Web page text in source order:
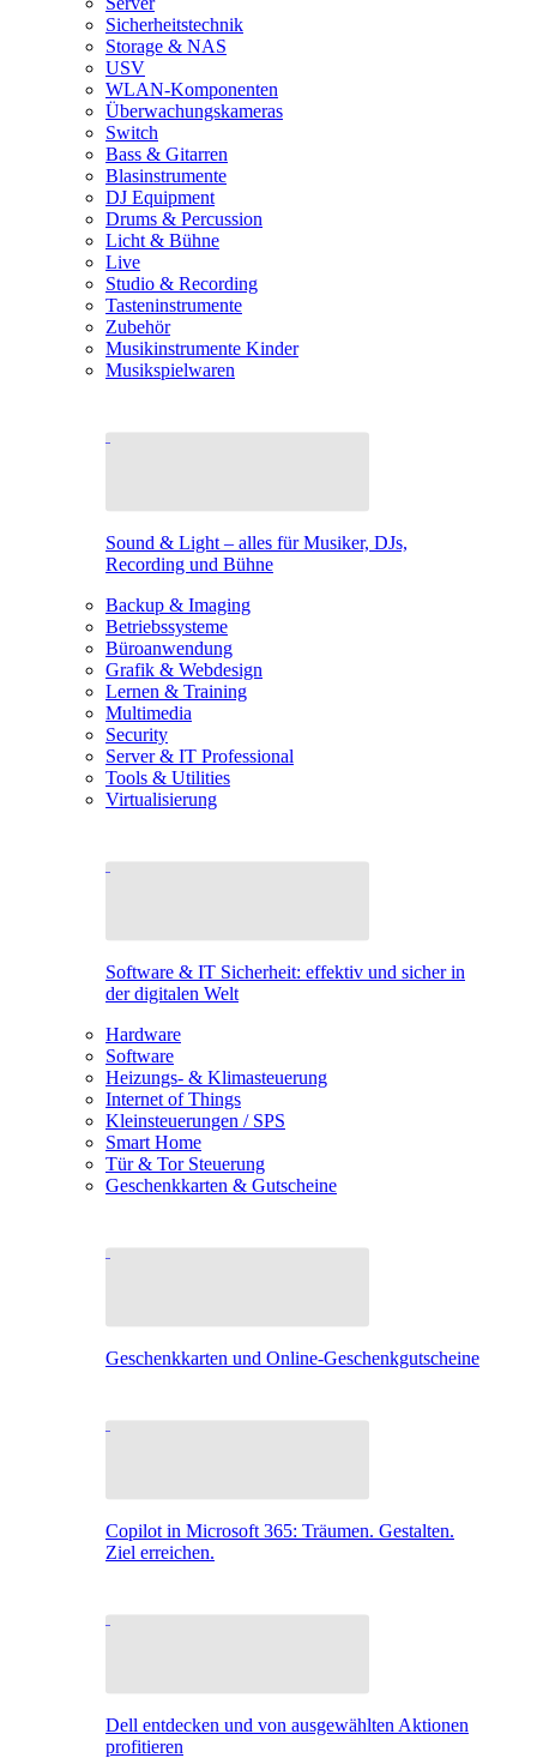
Sicherheitstechnik
Storage & NAS
USV
WLAN-Komponenten
Überwachungskameras
Switch
Bass & Gitarren
Blasinstrumente
DJ Equipment
Drums & Percussion
Licht & Bühne
Live
Studio & Recording
Tasteninstrumente
Zubehör
Musikinstrumente Kinder
Musikspielwaren
Sound & Light – alles für Musiker, DJs,
Recording und Bühne
Backup & Imaging
Betriebssysteme
Büroanwendung
Grafik & Webdesign
Lernen & Training
Multimedia
Security
Server & IT Professional
Tools & Utilities
Virtualisierung
Software & IT Sicherheit: effektiv und sicher in
der digitalen Welt
Hardware
Software
Heizungs- & Klimasteuerung
Internet of Things
Kleinsteuerungen / SPS
Smart Home
Tür & Tor Steuerung
Geschenkkarten & Gutscheine
Geschenkkarten und Online-Geschenkgutscheine
Copilot in Microsoft 365: Träumen. Gestalten.
Ziel erreichen.
Dell entdecken und von ausgewählten Aktionen
profitieren